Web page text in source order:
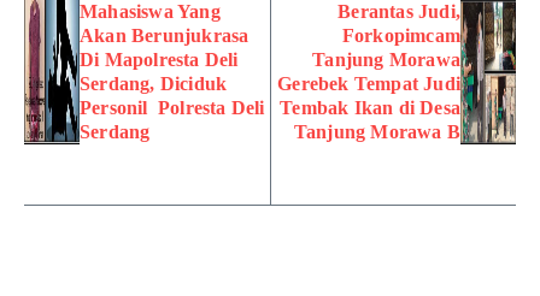
Mahasiswa Yang
Akan Berunjukrasa
Di Mapolresta Deli
Serdang, Diciduk
Personil Polresta Deli
Serdang
Berantas Judi,
Forkopimcam
Tanjung Morawa
Gerebek Tempat Judi
Tembak Ikan di Desa
Tanjung Morawa B